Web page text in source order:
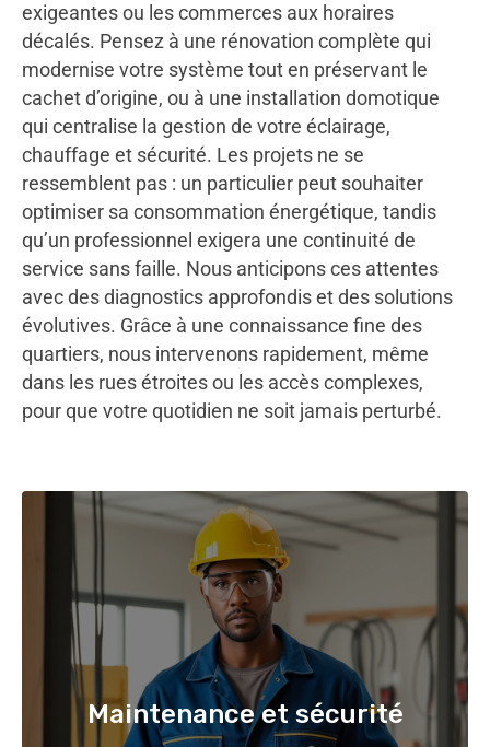
exigeantes ou les commerces aux horaires
décalés. Pensez à une rénovation complète qui
modernise votre système tout en préservant le
cachet d’origine, ou à une installation domotique
qui centralise la gestion de votre éclairage,
chauffage et sécurité. Les projets ne se
ressemblent pas : un particulier peut souhaiter
optimiser sa consommation énergétique, tandis
qu’un professionnel exigera une continuité de
service sans faille. Nous anticipons ces attentes
avec des diagnostics approfondis et des solutions
évolutives. Grâce à une connaissance fine des
quartiers, nous intervenons rapidement, même
dans les rues étroites ou les accès complexes,
pour que votre quotidien ne soit jamais perturbé.
Maintenance et sécurité